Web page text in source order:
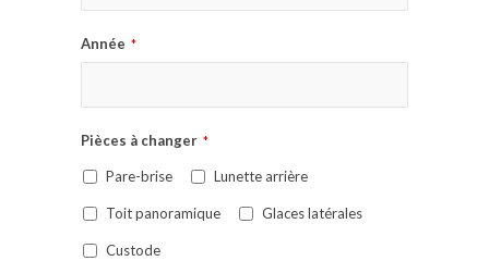
Année *
Pièces à changer *
Pare-brise Lunette arrière
Toit panoramique Glaces latérales
Custode